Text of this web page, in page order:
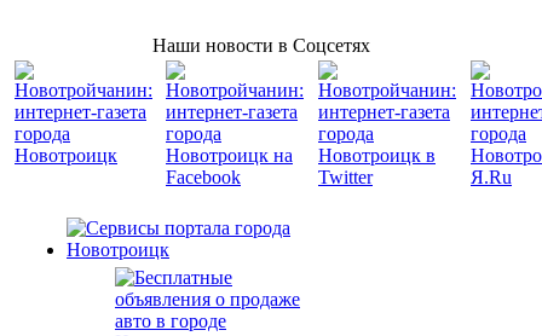
Наши новости в Соцсетях